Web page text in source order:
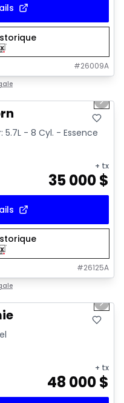
#26009A
Next
5.7L - 8 Cyl. - Essence
+ tx
35 000$
#26125A
Next
+ tx
48 000$